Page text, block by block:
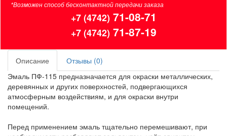
*Возможен способ бесконтактной передачи заказа
+7 (4742) 71-08-71
+7 (4742) 71-87-19
Описание
Отзывы (0)
Эмаль ПФ-115 предназначается для окраски металлических,
деревянных и других поверхностей, подвергающихся
атмосферным воздействиям, и для окраски внутри
помещений.
Перед применением эмаль тщательно перемешивают, при